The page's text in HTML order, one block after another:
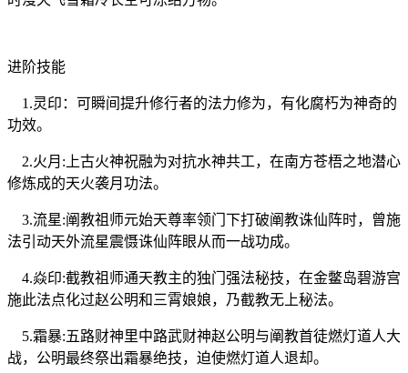
进阶技能
1.灵印：可瞬间提升修行者的法力修为，有化腐朽为神奇的
功效。
2.火月:上古火神祝融为对抗水神共工，在南方苍梧之地潜心
修炼成的天火袭月功法。
3.流星:阐教祖师元始天尊率领门下打破阐教诛仙阵时，曾施
法引动天外流星震慑诛仙阵眼从而一战功成。
4.焱印:截教祖师通天教主的独门强法秘技，在金鳖岛碧游宫
施此法点化过赵公明和三霄娘娘，乃截教无上秘法。
5.霜暴:五路财神里中路武财神赵公明与阐教首徒燃灯道人大
战，公明最终祭出霜暴绝技，迫使燃灯道人退却。